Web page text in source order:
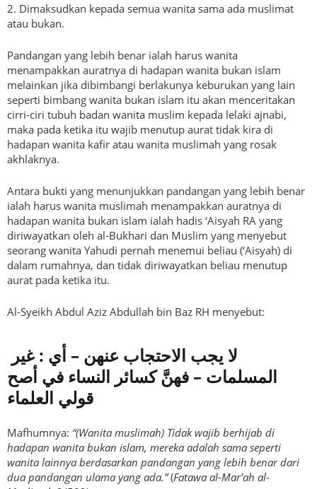
2. Dimaksudkan kepada semua wanita sama ada muslimat
atau bukan.
Pandangan yang lebih benar ialah harus wanita
menampakkan auratnya di hadapan wanita bukan islam
melainkan jika dibimbangi berlakunya keburukan yang lain
seperti bimbang wanita bukan islam itu akan menceritakan
cirri-ciri tubuh badan wanita muslim kepada lelaki ajnabi,
maka pada ketika itu wajib menutup aurat tidak kira di
hadapan wanita kafir atau wanita muslimah yang rosak
akhlaknya.
Antara bukti yang menunjukkan pandangan yang lebih benar
ialah harus wanita muslimah menampakkan auratnya di
hadapan wanita bukan islam ialah hadis ‘Aisyah RA yang
diriwayatkan oleh al-Bukhari dan Muslim yang menyebut
seorang wanita Yahudi pernah menemui beliau (‘Aisyah) di
dalam rumahnya, dan tidak diriwayatkan beliau menutup
aurat pada ketika itu.
Al-Syeikh Abdul Aziz Abdullah bin Baz RH menyebut:
لا يجب الاحتجاب عنهن – أي : غير
المسلمات – فهنَّ كسائر النساء في أصح
قولي العلماء
Mafhumnya: “(Wanita muslimah) Tidak wajib berhijab di
hadapan wanita bukan islam, mereka adalah sama seperti
wanita lainnya berdasarkan pandangan yang lebih benar dari
dua pandangan ulama yang ada.”(Fatawa al-Mar’ah al-